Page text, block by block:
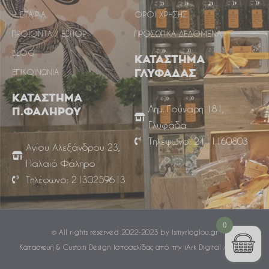
Η ΕΤΑΙΡΙΑ
ΠΡΟΙΟΝΤΑ / ESHOP
BLOG
ΕΠΙΚΟΙΝΩΝΙΑ
ΚΑΤΑΣΤΗΜΑ
Π.ΦΑΛΗΡΟΥ
Αγίου Αλεξάνδρου 23,
Παλαιό Φάληρο
Τηλέφωνο: 2130259613
ΟΡΟΙ ΧΡΗΣΗΣ
ΠΡΟΣΩΠΙΚΑ ΔΕΔΟΜΕΝΑ
ΚΑΤΑΣΤΗΜΑ
ΓΛΥΦΑΔΑΣ
Δημ. Γούναρη 181,
Γλυφάδα
Τηλέφωνο: 2111160803
© All rights reserved 2022-2023 by Ismyrloglou.gr
Κατασκευή & Custom Design Ιστοσελίδας από την iArk Digital Agency
0